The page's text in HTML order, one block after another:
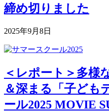
締め切りました
2025年9月8日
＜レポート＞多様
＆深まる「子ども
ール2025 MOVIE